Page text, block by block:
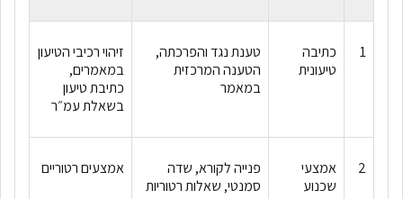
1
כתיבה
טיעונית
טענת נגד והפרכתה,
הטענה המרכזית
במאמר
זיהוי רכיבי הטיעון
במאמרים,
כתיבת טיעון
בשאלת עמ״ר
2
אמצעי
שכנוע
פנייה לקורא, שדה
סמנטי, שאלות רטוריות
אמצעים רטוריים